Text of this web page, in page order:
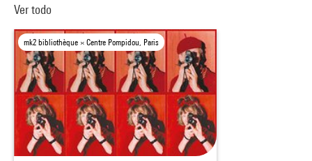
Ver todo
mk2 bibliothèque × Centre Pompidou, Paris